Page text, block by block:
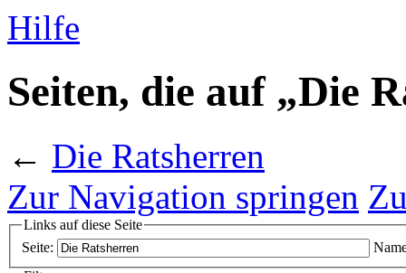
Hilfe
Seiten, die auf „Die
← Die Ratsherren
Zur Navigation springen
Links auf diese Seite
Seite: